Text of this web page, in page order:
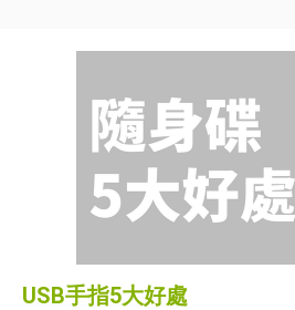
USB手指5大好處